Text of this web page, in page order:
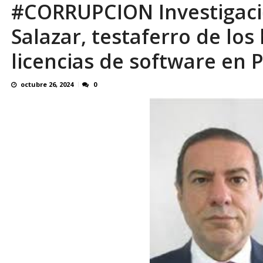
Familiares realizaron nueva vigilia en El
#CORRUPCION
Salazar, testaferro de
licencias de software en
octubre 26, 2024 0